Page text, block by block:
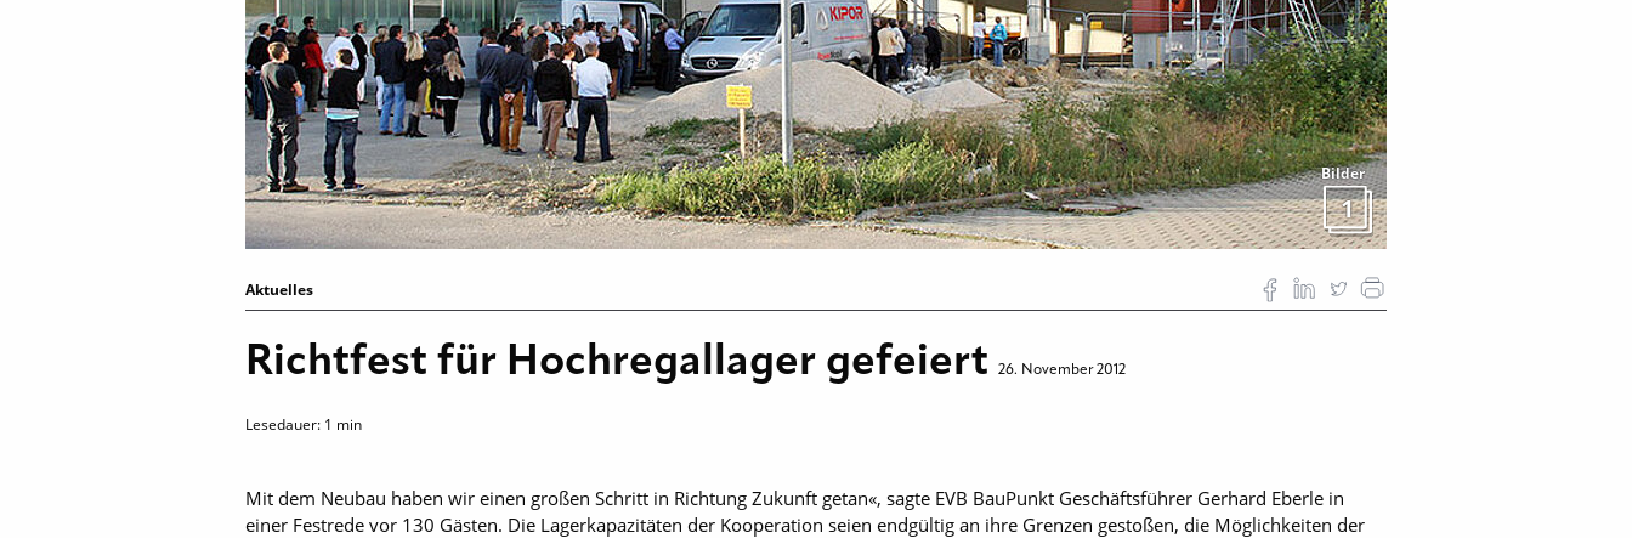
Bilder
1
Aktuelles
Richtfest für Hochregallager gefeiert 26. November 2012
Lesedauer: 1 min
Mit dem Neubau haben wir einen großen Schritt in Richtung Zukunft getan«, sagte EVB BauPunkt Geschäftsführer Gerhard Eberle in
einer Festrede vor 130 Gästen. Die Lager­kapazitäten der Kooperation seien endgültig an ihre Grenzen gestoßen, die Möglichkeiten der